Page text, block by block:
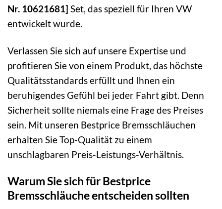
Nr. 10621681] Set, das speziell für Ihren VW
entwickelt wurde.
Verlassen Sie sich auf unsere Expertise und
profitieren Sie von einem Produkt, das höchste
Qualitätsstandards erfüllt und Ihnen ein
beruhigendes Gefühl bei jeder Fahrt gibt. Denn
Sicherheit sollte niemals eine Frage des Preises
sein. Mit unseren Bestprice Bremsschläuchen
erhalten Sie Top-Qualität zu einem
unschlagbaren Preis-Leistungs-Verhältnis.
Warum Sie sich für Bestprice
Bremsschläuche entscheiden sollten